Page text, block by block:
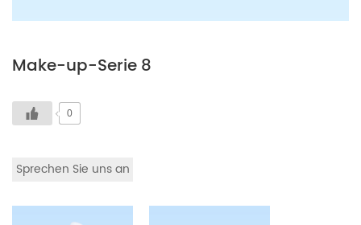
Make-up-Serie 8
0
Sprechen Sie uns an